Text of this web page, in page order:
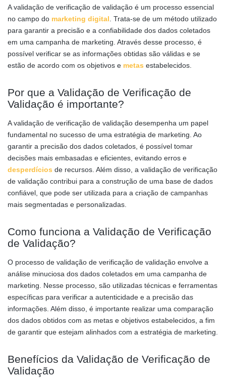
A validação de verificação de validação é um processo essencial
no campo do marketing digital. Trata-se de um método utilizado
para garantir a precisão e a confiabilidade dos dados coletados
em uma campanha de marketing. Através desse processo, é
possível verificar se as informações obtidas são válidas e se
estão de acordo com os objetivos e metas estabelecidos.
Por que a Validação de Verificação de
Validação é importante?
A validação de verificação de validação desempenha um papel
fundamental no sucesso de uma estratégia de marketing. Ao
garantir a precisão dos dados coletados, é possível tomar
decisões mais embasadas e eficientes, evitando erros e
desperdícios de recursos. Além disso, a validação de verificação
de validação contribui para a construção de uma base de dados
confiável, que pode ser utilizada para a criação de campanhas
mais segmentadas e personalizadas.
Como funciona a Validação de Verificação
de Validação?
O processo de validação de verificação de validação envolve a
análise minuciosa dos dados coletados em uma campanha de
marketing. Nesse processo, são utilizadas técnicas e ferramentas
específicas para verificar a autenticidade e a precisão das
informações. Além disso, é importante realizar uma comparação
dos dados obtidos com as metas e objetivos estabelecidos, a fim
de garantir que estejam alinhados com a estratégia de marketing.
Benefícios da Validação de Verificação de
Validação